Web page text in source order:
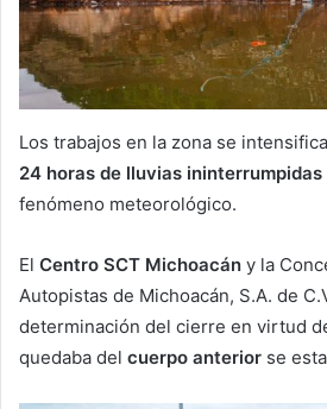
Los trabajos en la zona se
24 horas de lluvias ininterrumpidas
fenómeno meteorológico.
El Centro SCT Michoacán y la
Autopistas de Michoacán, S.A. de
determinación del cierre en virtud
quedaba del cuerpo anterior se